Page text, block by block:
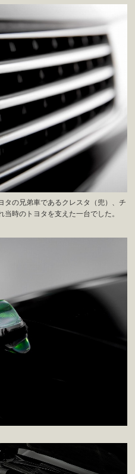
タの兄弟車であるクレスタ（兜）、チ
時のトヨタを支えた一台でした。